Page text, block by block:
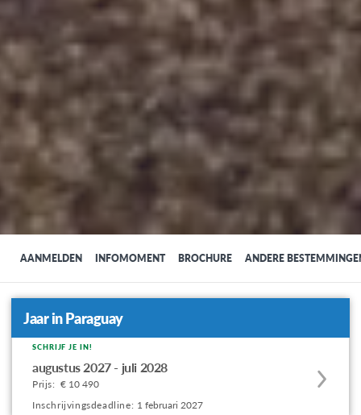
AANMELDEN INFOMOMENT BROCHURE ANDERE
Jaar in Paraguay
Apply
to
this
SCHRIJF JE IN!
augustus 2027 - juli 2028
Prijs: € 10 490
Inschrijvingsdeadline: 1 februari 2027